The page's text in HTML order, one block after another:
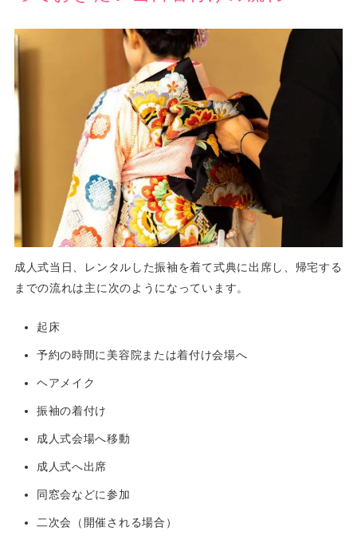
成人式当日、レンタルした振袖を着て式典に出席し、帰宅する
までの流れは主に次のようになっています。
起床
予約の時間に美容院または着付け会場へ
ヘアメイク
振袖の着付け
成人式会場へ移動
成人式へ出席
同窓会などに参加
二次会（開催される場合）